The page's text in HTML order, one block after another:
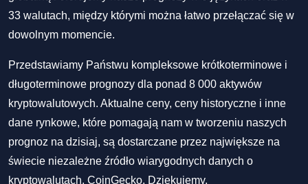
33 walutach, między którymi można łatwo przełączać się w
dowolnym momencie.
Przedstawiamy Państwu kompleksowe krótkoterminowe i
długoterminowe prognozy dla ponad 8 000 aktywów
kryptowalutowych. Aktualne ceny, ceny historyczne i inne
dane rynkowe, które pomagają nam w tworzeniu naszych
prognoz na dzisiaj, są dostarczane przez największe na
świecie niezależne źródło wiarygodnych danych o
kryptowalutach, CoinGecko. Dziękujemy.